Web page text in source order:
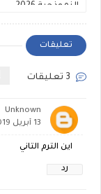
النموذجية 2026
تعليقات
Unknown
13 أبريل 2019 في 8:54 ص
اين الترم التاني
رد